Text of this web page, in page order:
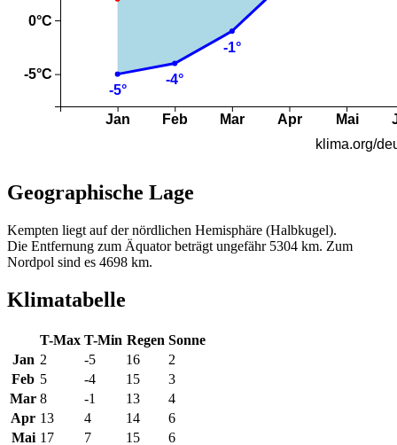
Geographische Lage
Kempten liegt auf der nördlichen Hemisphäre (Halbkugel).
Die Entfernung zum Äquator beträgt ungefähr 5304 km. Zum
Nordpol sind es 4698 km.
Klimatabelle
T-Max T-Min Regen Sonne
Jan 2 -5 16
2
Feb 5 -4 15
3
Mar 8 -1 13
4
Apr 13 4 14
6
Mai 17 7 15 6